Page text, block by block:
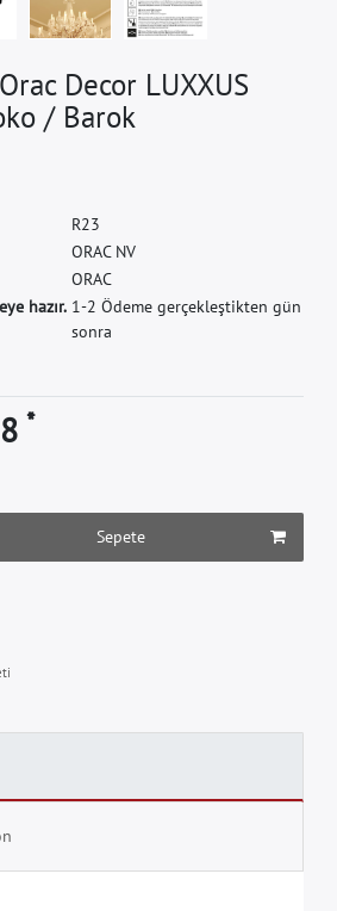
Decor LUXXUS
/ Barok
R23
ORAC NV
ORAC
hazır. 1-2 Ödeme gerçekleştikten gün
sonra
*
Sepete